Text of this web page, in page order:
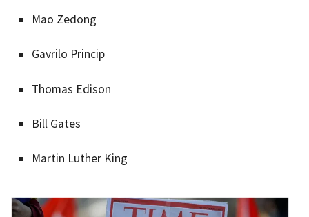
Mao Zedong
Gavrilo Princip
Thomas Edison
Bill Gates
Martin Luther King